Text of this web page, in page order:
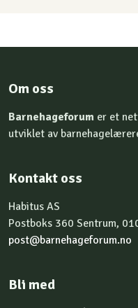
Om oss
Barnehageforum er et
utviklet av
Kontakt oss
Habitus AS
Postboks 360 Sentrum,
post@barnehageforum.no
Bli med